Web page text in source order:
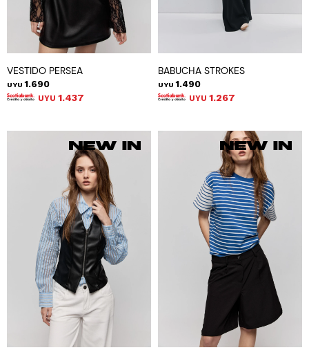
VESTIDO PERSEA
UYU 1.690
UYU 1.437
BABUCHA STROKES
UYU 1.490
UYU 1.267